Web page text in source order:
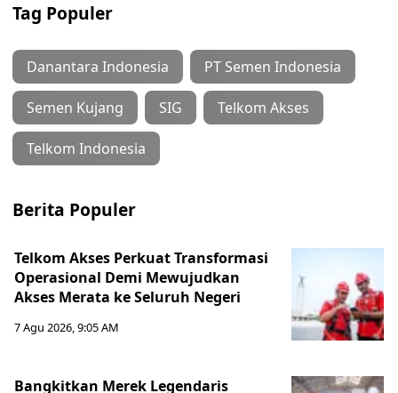
Tag Populer
Danantara Indonesia PT Semen Indonesia
Semen Kujang SIG Telkom Akses
Telkom Indonesia
Berita Populer
Telkom Akses Perkuat Transformasi
Operasional Demi Mewujudkan
Akses Merata ke Seluruh Negeri
7 Agu 2026, 9:05 AM
Bangkitkan Merek Legendaris